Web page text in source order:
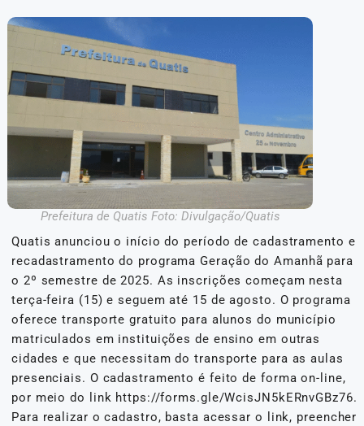
Prefeitura de Quatis Foto: Divulgação/Quatis
Quatis anunciou o início do período de cadastramento e
recadastramento do programa Geração do Amanhã para
o 2º semestre de 2025. As inscrições começam nesta
terça-feira (15) e seguem até 15 de agosto. O programa
oferece transporte gratuito para alunos do município
matriculados em instituições de ensino em outras
cidades e que necessitam do transporte para as aulas
presenciais. O cadastramento é feito de forma on-line,
por meio do link https://forms.gle/WcisJN5kERnvGBz76.
Para realizar o cadastro, basta acessar o link, preencher